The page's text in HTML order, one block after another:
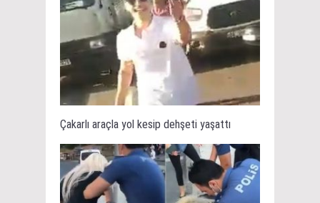
Çakarlı araçla yol kesip dehşeti yaşattı